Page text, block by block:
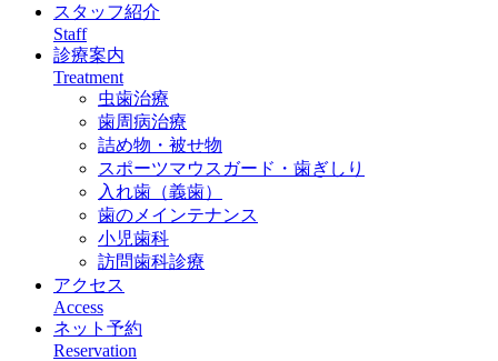
スタッフ紹介
Staff
診療案内
Treatment
虫歯治療
歯周病治療
詰め物・被せ物
スポーツマウスガード・歯ぎしり
入れ歯（義歯）
歯のメインテナンス
小児歯科
訪問歯科診療
アクセス
Access
ネット予約
Reservation